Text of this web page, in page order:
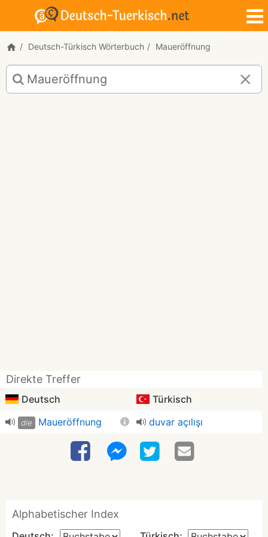
Deutsch-Türkisch Wörterbuch Maueröffnung
Deutsch-
Türkisch
Übersetzung
Direkte Treffer
Deutsch Türkisch
die Maueröffnung duvar açılışı
Alphabetischer Index